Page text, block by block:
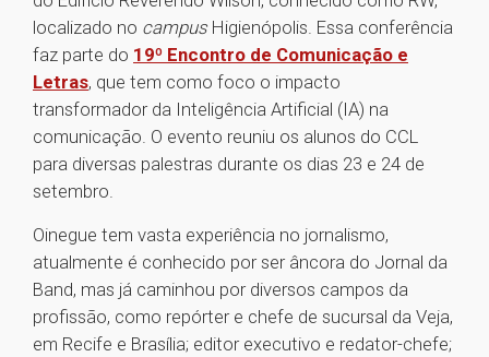
localizado no campus Higienópolis. Essa conferência
faz parte do 19º Encontro de Comunicação e
Letras, que tem como foco o impacto
transformador da Inteligência Artificial (IA) na
comunicação. O evento reuniu os alunos do CCL
para diversas palestras durante os dias 23 e 24 de
setembro.
Oinegue tem vasta experiência no jornalismo,
atualmente é conhecido por ser âncora do Jornal da
Band, mas já caminhou por diversos campos da
profissão, como repórter e chefe de sucursal da Veja,
em Recife e Brasília; editor executivo e redator-chefe;